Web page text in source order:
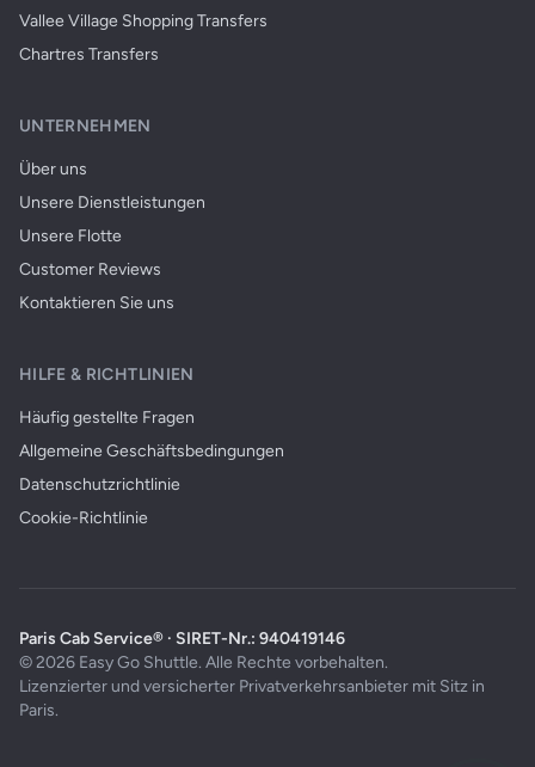
Vallee Village Shopping Transfers
Chartres Transfers
UNTERNEHMEN
Über uns
Unsere Dienstleistungen
Unsere Flotte
Customer Reviews
Kontaktieren Sie uns
HILFE & RICHTLINIEN
Häufig gestellte Fragen
Allgemeine Geschäftsbedingungen
Datenschutzrichtlinie
Cookie-Richtlinie
Paris Cab Service® · SIRET-Nr.: 940419146
© 2026 Easy Go Shuttle. Alle Rechte vorbehalten.
Lizenzierter und versicherter Privatverkehrsanbieter mit Sitz in
Paris.